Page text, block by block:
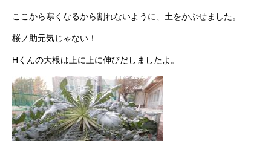
ここから寒くなるから割れないように、土をかぶせました。
桜ノ助元気じゃない！
Hくんの大根は上に上に伸びだしましたよ。